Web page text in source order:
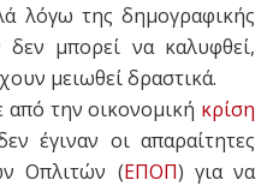
λόγω της δημογραφικής
μπορεί να καλυφθεί,
μειωθεί δραστικά.
από την οικονομική κρίση
έγιναν οι απαραίτητες
Οπλιτών (ΕΠΟΠ) για να